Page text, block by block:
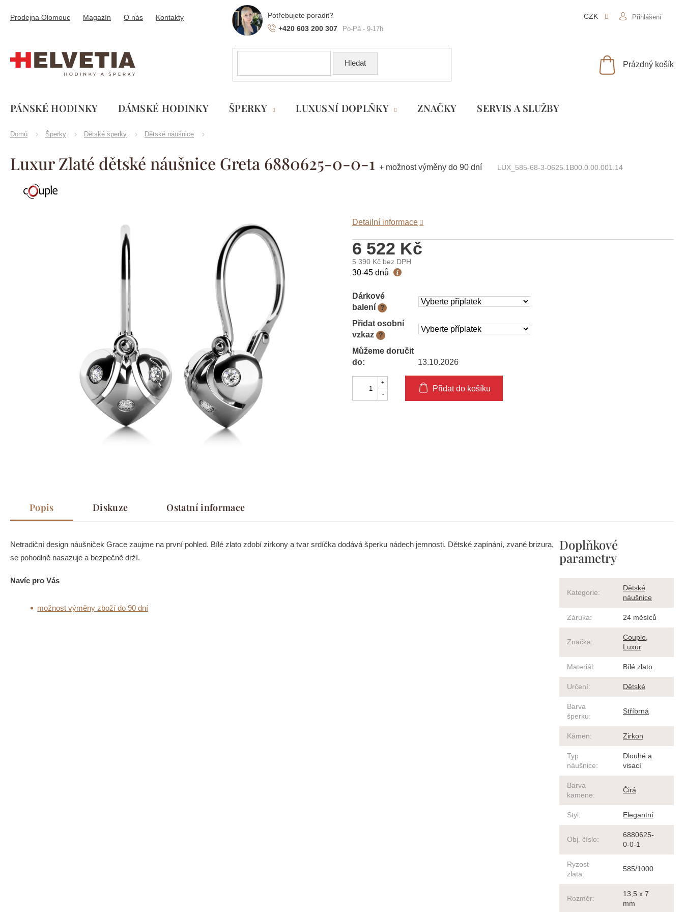
obsah
+420 603 200 307
Prodejna Olomouc Magazín O nás Kontakty CZK Přihlášení
Hledat
NÁKUPNÍ
Prázdný košík
PÁNSKÉ HODINKY DÁMSKÉ HODINKY ŠPERKY LUXUSNÍ DOPLŇKY ZNAČKY SLUŽBY
Domů Šperky Dětské šperky Dětské náušnice
Luxur Zlaté dětské náušnice Greta 6880625-0-0-1 + možnost výměny do 90 dní LUX_585-68-3-0625.1B00.0.00.001.14
Značka:Couple
6 522 Kč
5 390 Kč bez DPH
Měrná
30-45 dnů
Dárkové
balení
?
Přidat osobní
vzkaz
?
Můžeme doručit
do:
13.10.2026
Přidat do košíku
Detailní informace
Popis Diskuze Ostatní informace
Netradiční design náušniček Grace zaujme na první pohled. Bílé zlato zdobí zirkony a tvar srdíčka dodává šperku nádech jemnosti. Dětské zapínání, zvané brizura,
se pohodlně nasazuje a bezpečně drží.
Navíc pro Vás
možnost výměny zboží do 90 dní
Doplňkové
parametry
Kategorie:
Dětské
náušnice
Záruka: 24 měsíců
Značka:
Couple,
Luxur
Materiál: Bílé zlato
Určení: Dětské
Barva
šperku:
Stříbrná
Kámen: Zirkon
Typ
náušnice:
Dlouhé a
visací
Barva
kamene:
Čirá
Styl: Elegantní
Obj. číslo:
6880625-
0-0-1
Ryzost
zlata:
585/1000
Rozměr:
13,5 x 7
mm